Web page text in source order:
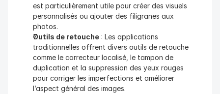
est particulièrement utile pour créer des visuels
personnalisés ou ajouter des filigranes aux
photos.
Outils de retouche : Les applications
traditionnelles offrent divers outils de retouche
comme le correcteur localisé, le tampon de
duplication et la suppression des yeux rouges
pour corriger les imperfections et améliorer
l’aspect général des images.